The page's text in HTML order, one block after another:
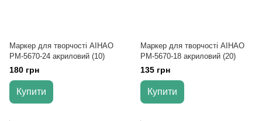
Маркер для творчості AIHAO
РМ-5670-24 акриловий (10)
180 грн
Купити
Маркер для творчості AIHAO
РМ-5670-18 акриловий (20)
135 грн
Купити